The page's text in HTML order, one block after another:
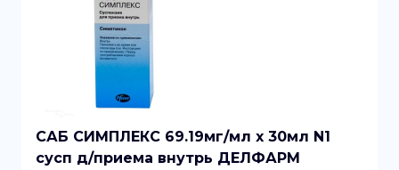
САБ СИМПЛЕКС 69.19мг/мл x 30мл N1
сусп д/приема внутрь ДЕЛФАРМ